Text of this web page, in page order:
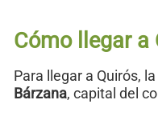
Cómo llegar a
Para llegar a Quirós,
Bárzana, capital del